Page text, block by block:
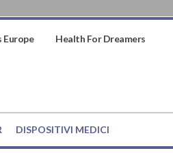
Europe Health For Dreamers
DISPOSITIVI MEDICI